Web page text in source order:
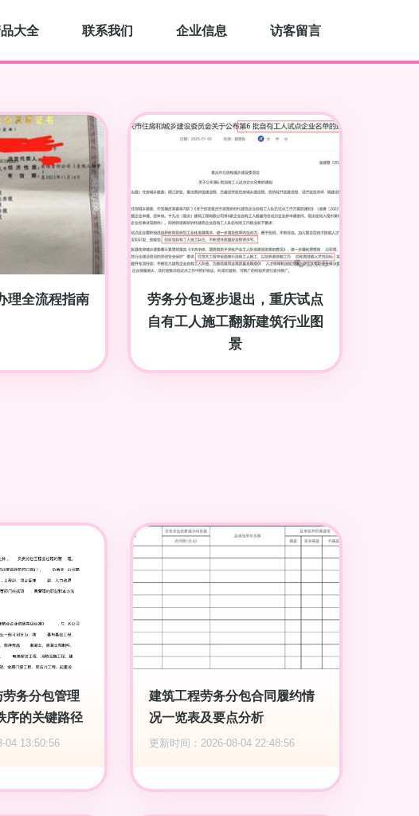
大全 联系我们 企业信息 访客留言
理全流程指南
劳务分包逐步退出，重庆试点
自有工人施工翻新建筑行业图
景
务分包管理
序的关键路径
04 13:50:56
建筑工程劳务分包合同履约情
况一览表及要点分析
更新时间：2026-08-04 22:48:56